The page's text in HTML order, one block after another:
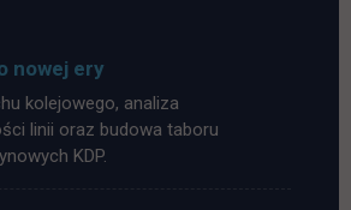
nowej ery
kolejowego, analiza
linii oraz budowa taboru
KDP.